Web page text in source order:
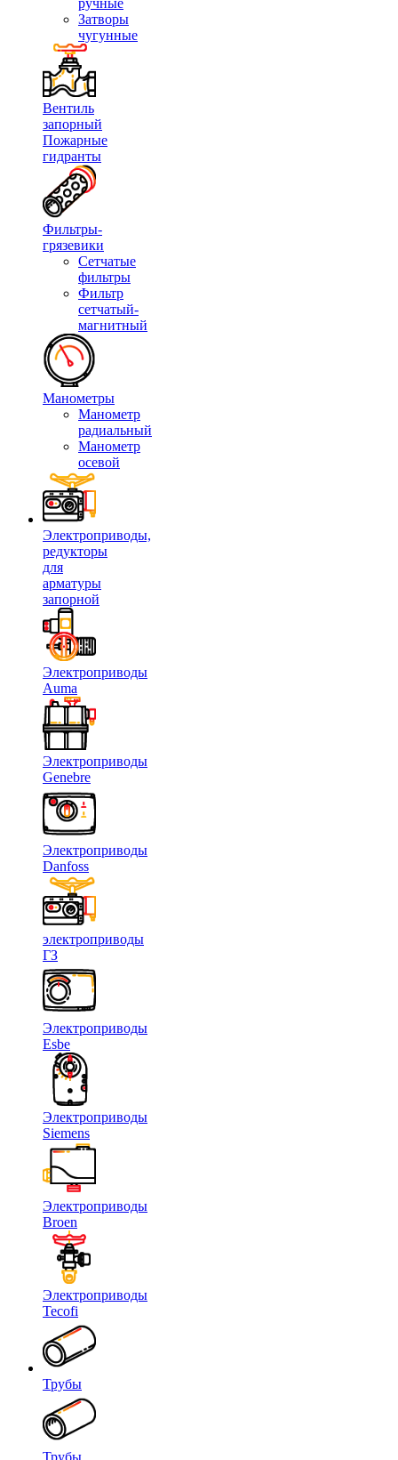
ручные
Затворы
чугунные
Вентиль
запорный
Пожарные
гидранты
Фильтры-
грязевики
Сетчатые
фильтры
Фильтр
сетчатый-
магнитный
Манометры
Манометр
радиальный
Манометр
осевой
Электроприводы,
редукторы
для
арматуры
запорной
Электроприводы
Auma
Электроприводы
Genebre
Электроприводы
Danfoss
электроприводы
ГЗ
Электроприводы
Esbe
Электроприводы
Siemens
Электроприводы
Broen
Электроприводы
Tecofi
Трубы
Трубы